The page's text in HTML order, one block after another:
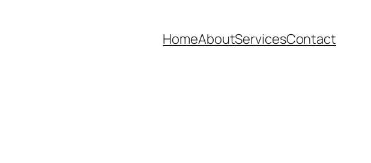
HomeAboutServicesContact